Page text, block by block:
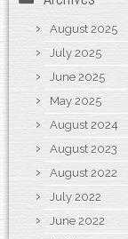
August 2025
July 2025
June 2025
May 2025
August 2024
August 2023
August 2022
July 2022
June 2022